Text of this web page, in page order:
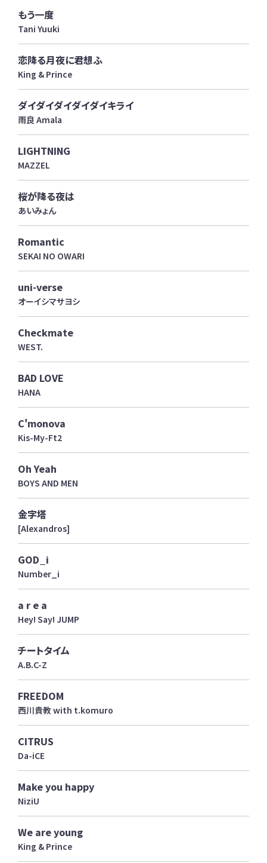
もう一度
Tani Yuuki
恋降る月夜に君想ふ
King & Prince
ダイダイダイダイダイキライ
雨良 Amala
LIGHTNING
MAZZEL
桜が降る夜は
あいみょん
Romantic
SEKAI NO OWARI
uni-verse
オーイシマサヨシ
Checkmate
WEST.
BAD LOVE
HANA
C'monova
Kis-My-Ft2
Oh Yeah
BOYS AND MEN
金字塔
[Alexandros]
GOD_i
Number_i
a r e a
Hey! Say! JUMP
チートタイム
A.B.C-Z
FREEDOM
西川貴教 with t.komuro
CITRUS
Da-iCE
Make you happy
NiziU
We are young
King & Prince